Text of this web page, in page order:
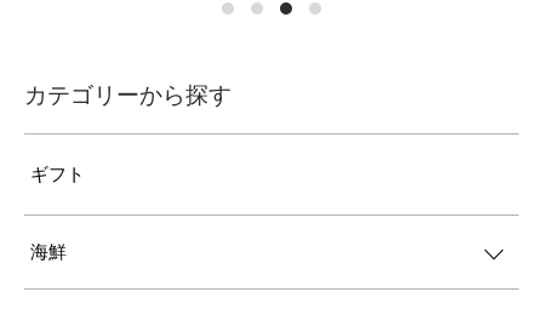
カテゴリーから探す
ギフト
海鮮